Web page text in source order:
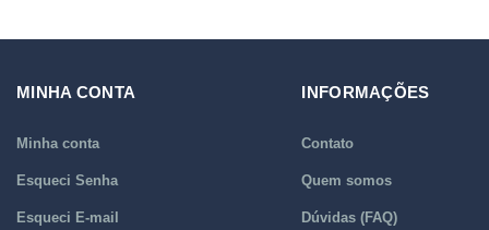
MINHA CONTA
Minha conta
Esqueci Senha
Esqueci E-mail
INFORMAÇÕES
Contato
Quem somos
Dúvidas (FAQ)